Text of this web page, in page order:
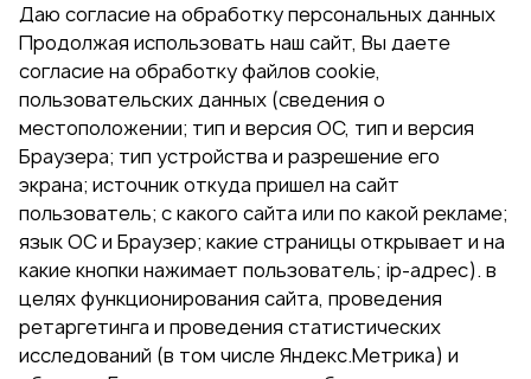
Даю согласие на обработку персональных данных
Продолжая использовать наш сайт, Вы даете
согласие на обработку файлов cookie,
пользовательских данных (сведения о
местоположении; тип и версия ОС, тип и версия
Браузера; тип устройства и разрешение его
экрана; источник откуда пришел на сайт
пользователь; с какого сайта или по какой рекламе;
язык ОС и Браузер; какие страницы открывает и на
какие кнопки нажимает пользователь; ip-адрес). в
целях функционирования сайта, проведения
ретаргетинга и проведения статистических
исследований (в том числе Яндекс.Метрика) и